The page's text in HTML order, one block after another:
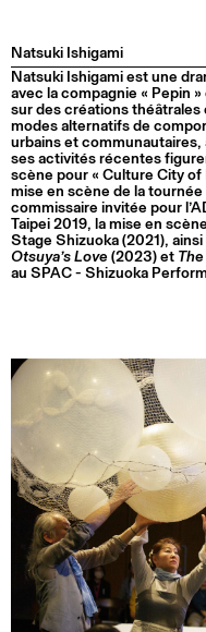
Natsuki Ishigami
Natsuki Ishigami est une
avec la compagnie « Pepin
sur des créations
modes alternatifs de
urbains et communautaires,
ses activités récentes
scène pour « Culture City of
mise en scène de la
commissaire invitée pour
Taipei 2019, la mise en
Stage Shizuoka (2021),
Otsuya’s Love (2023) et
au SPAC - Shizuoka